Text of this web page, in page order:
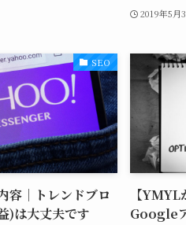
2019年5月
SEO
容｜トレンドブロ
)は大丈夫です
【
Google